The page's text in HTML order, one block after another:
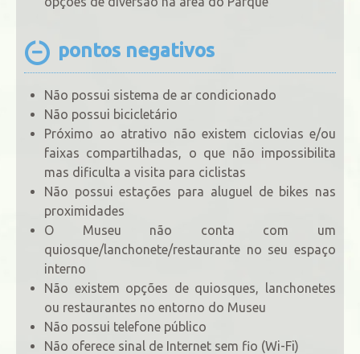
pontos negativos
Não possui sistema de ar condicionado
Não possui bicicletário
Próximo ao atrativo não existem ciclovias e/ou
faixas compartilhadas, o que não impossibilita
mas dificulta a visita para ciclistas
Não possui estações para aluguel de bikes nas
proximidades
O Museu não conta com um
quiosque/lanchonete/restaurante no seu espaço
interno
Não existem opções de quiosques, lanchonetes
ou restaurantes no entorno do Museu
Não possui telefone público
Não oferece sinal de Internet sem fio (Wi-Fi)